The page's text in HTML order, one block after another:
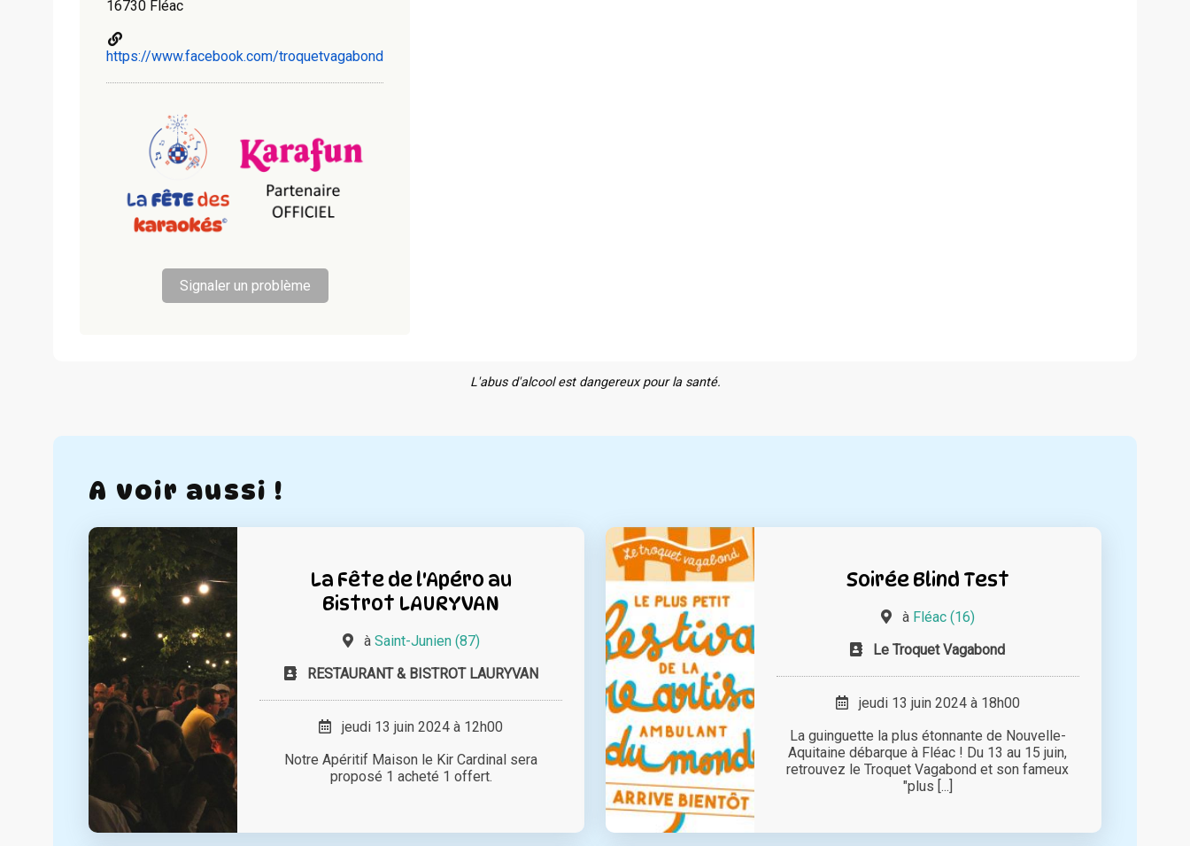
16730 Fléac
https://www.facebook.com/troquetvagabond
Signaler un problème
L'abus d'alcool est dangereux pour la santé.
A voir aussi !
La Fête de l'Apéro au
Bistrot LAURYVAN
à Saint-Junien (87)
RESTAURANT & BISTROT LAURYVAN
jeudi 13 juin 2024 à 12h00
Notre Apéritif Maison le Kir Cardinal sera
proposé 1 acheté 1 offert.
Soirée Blind Test
à Fléac (16)
Le Troquet Vagabond
jeudi 13 juin 2024 à 18h00
La guinguette la plus étonnante de Nouvelle-
Aquitaine débarque à Fléac ! Du 13 au 15 juin,
retrouvez le Troquet Vagabond et son fameux
"plus [...]